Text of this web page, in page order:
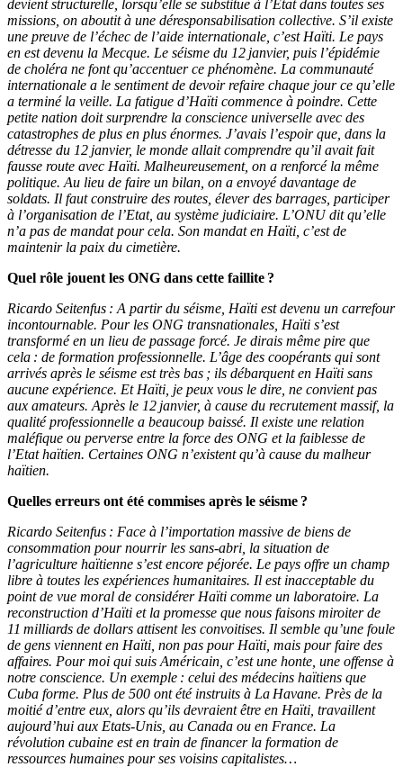
devient structurelle, lorsqu’elle se substitue à l’Etat dans toutes ses
missions, on aboutit à une déresponsabilisation collective. S’il existe
une preuve de l’échec de l’aide internationale, c’est Haïti. Le pays
en est devenu la Mecque. Le séisme du 12 janvier, puis l’épidémie
de choléra ne font qu’accentuer ce phénomène. La communauté
internationale a le sentiment de devoir refaire chaque jour ce qu’elle
a terminé la veille. La fatigue d’Haïti commence à poindre. Cette
petite nation doit surprendre la conscience universelle avec des
catastrophes de plus en plus énormes. J’avais l’espoir que, dans la
détresse du 12 janvier, le monde allait comprendre qu’il avait fait
fausse route avec Haïti. Malheureusement, on a renforcé la même
politique. Au lieu de faire un bilan, on a envoyé davantage de
soldats. Il faut construire des routes, élever des barrages, participer
à l’organisation de l’Etat, au système judiciaire. L’ONU dit qu’elle
n’a pas de mandat pour cela. Son mandat en Haïti, c’est de
maintenir la paix du cimetière.
Quel rôle jouent les ONG dans cette faillite ?
Ricardo Seitenfus : A partir du séisme, Haïti est devenu un carrefour
incontournable. Pour les ONG transnationales, Haïti s’est
transformé en un lieu de passage forcé. Je dirais même pire que
cela : de formation professionnelle. L’âge des coopérants qui sont
arrivés après le séisme est très bas ; ils débarquent en Haïti sans
aucune expérience. Et Haïti, je peux vous le dire, ne convient pas
aux amateurs. Après le 12 janvier, à cause du recrutement massif, la
qualité professionnelle a beaucoup baissé. Il existe une relation
maléfique ou perverse entre la force des ONG et la faiblesse de
l’Etat haïtien. Certaines ONG n’existent qu’à cause du malheur
haïtien.
Quelles erreurs ont été commises après le séisme ?
Ricardo Seitenfus : Face à l’importation massive de biens de
consommation pour nourrir les sans-abri, la situation de
l’agriculture haïtienne s’est encore péjorée. Le pays offre un champ
libre à toutes les expériences humanitaires. Il est inacceptable du
point de vue moral de considérer Haïti comme un laboratoire. La
reconstruction d’Haïti et la promesse que nous faisons miroiter de
11 milliards de dollars attisent les convoitises. Il semble qu’une foule
de gens viennent en Haïti, non pas pour Haïti, mais pour faire des
affaires. Pour moi qui suis Américain, c’est une honte, une offense à
notre conscience. Un exemple : celui des médecins haïtiens que
Cuba forme. Plus de 500 ont été instruits à La Havane. Près de la
moitié d’entre eux, alors qu’ils devraient être en Haïti, travaillent
aujourd’hui aux Etats-Unis, au Canada ou en France. La
révolution cubaine est en train de financer la formation de
ressources humaines pour ses voisins capitalistes…